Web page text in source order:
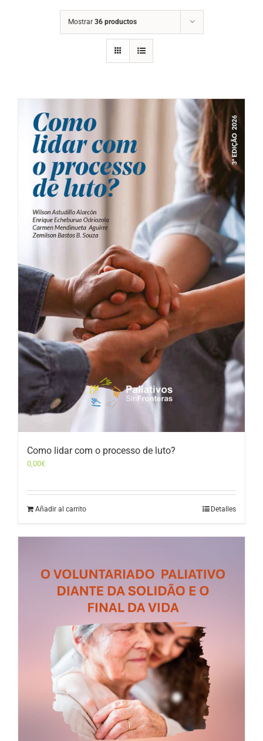
Mostrar 36 productos
Como lidar com o processo de luto?
0,00€
Añadir al carrito Detalles